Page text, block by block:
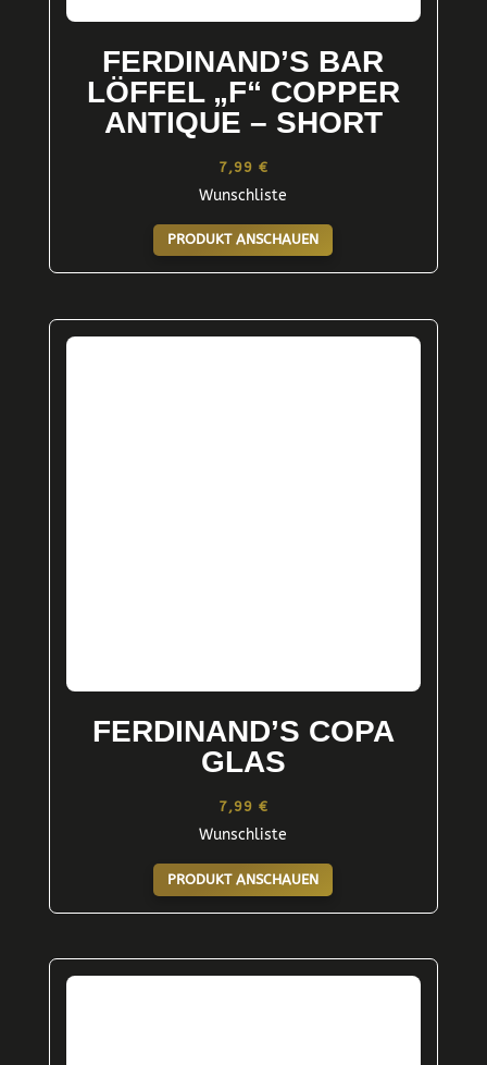
FERDINAND’S BAR
LÖFFEL „F“ COPPER
ANTIQUE – SHORT
7,99 €
Wunschliste
PRODUKT ANSCHAUEN
FERDINAND’S COPA
GLAS
7,99 €
Wunschliste
PRODUKT ANSCHAUEN